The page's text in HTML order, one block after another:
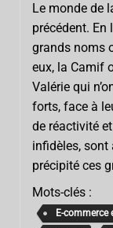
Le monde de
précédent. En
grands noms
eux, la Camif
Valérie qui
forts, face à
de réactivité
infidèles,
précipité ces
Mots-clés :
E-commerce